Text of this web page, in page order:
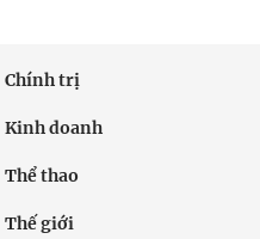
Chính trị
Kinh doanh
Thể thao
Thế giới